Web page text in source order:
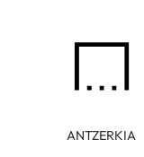
ANTZERKIA